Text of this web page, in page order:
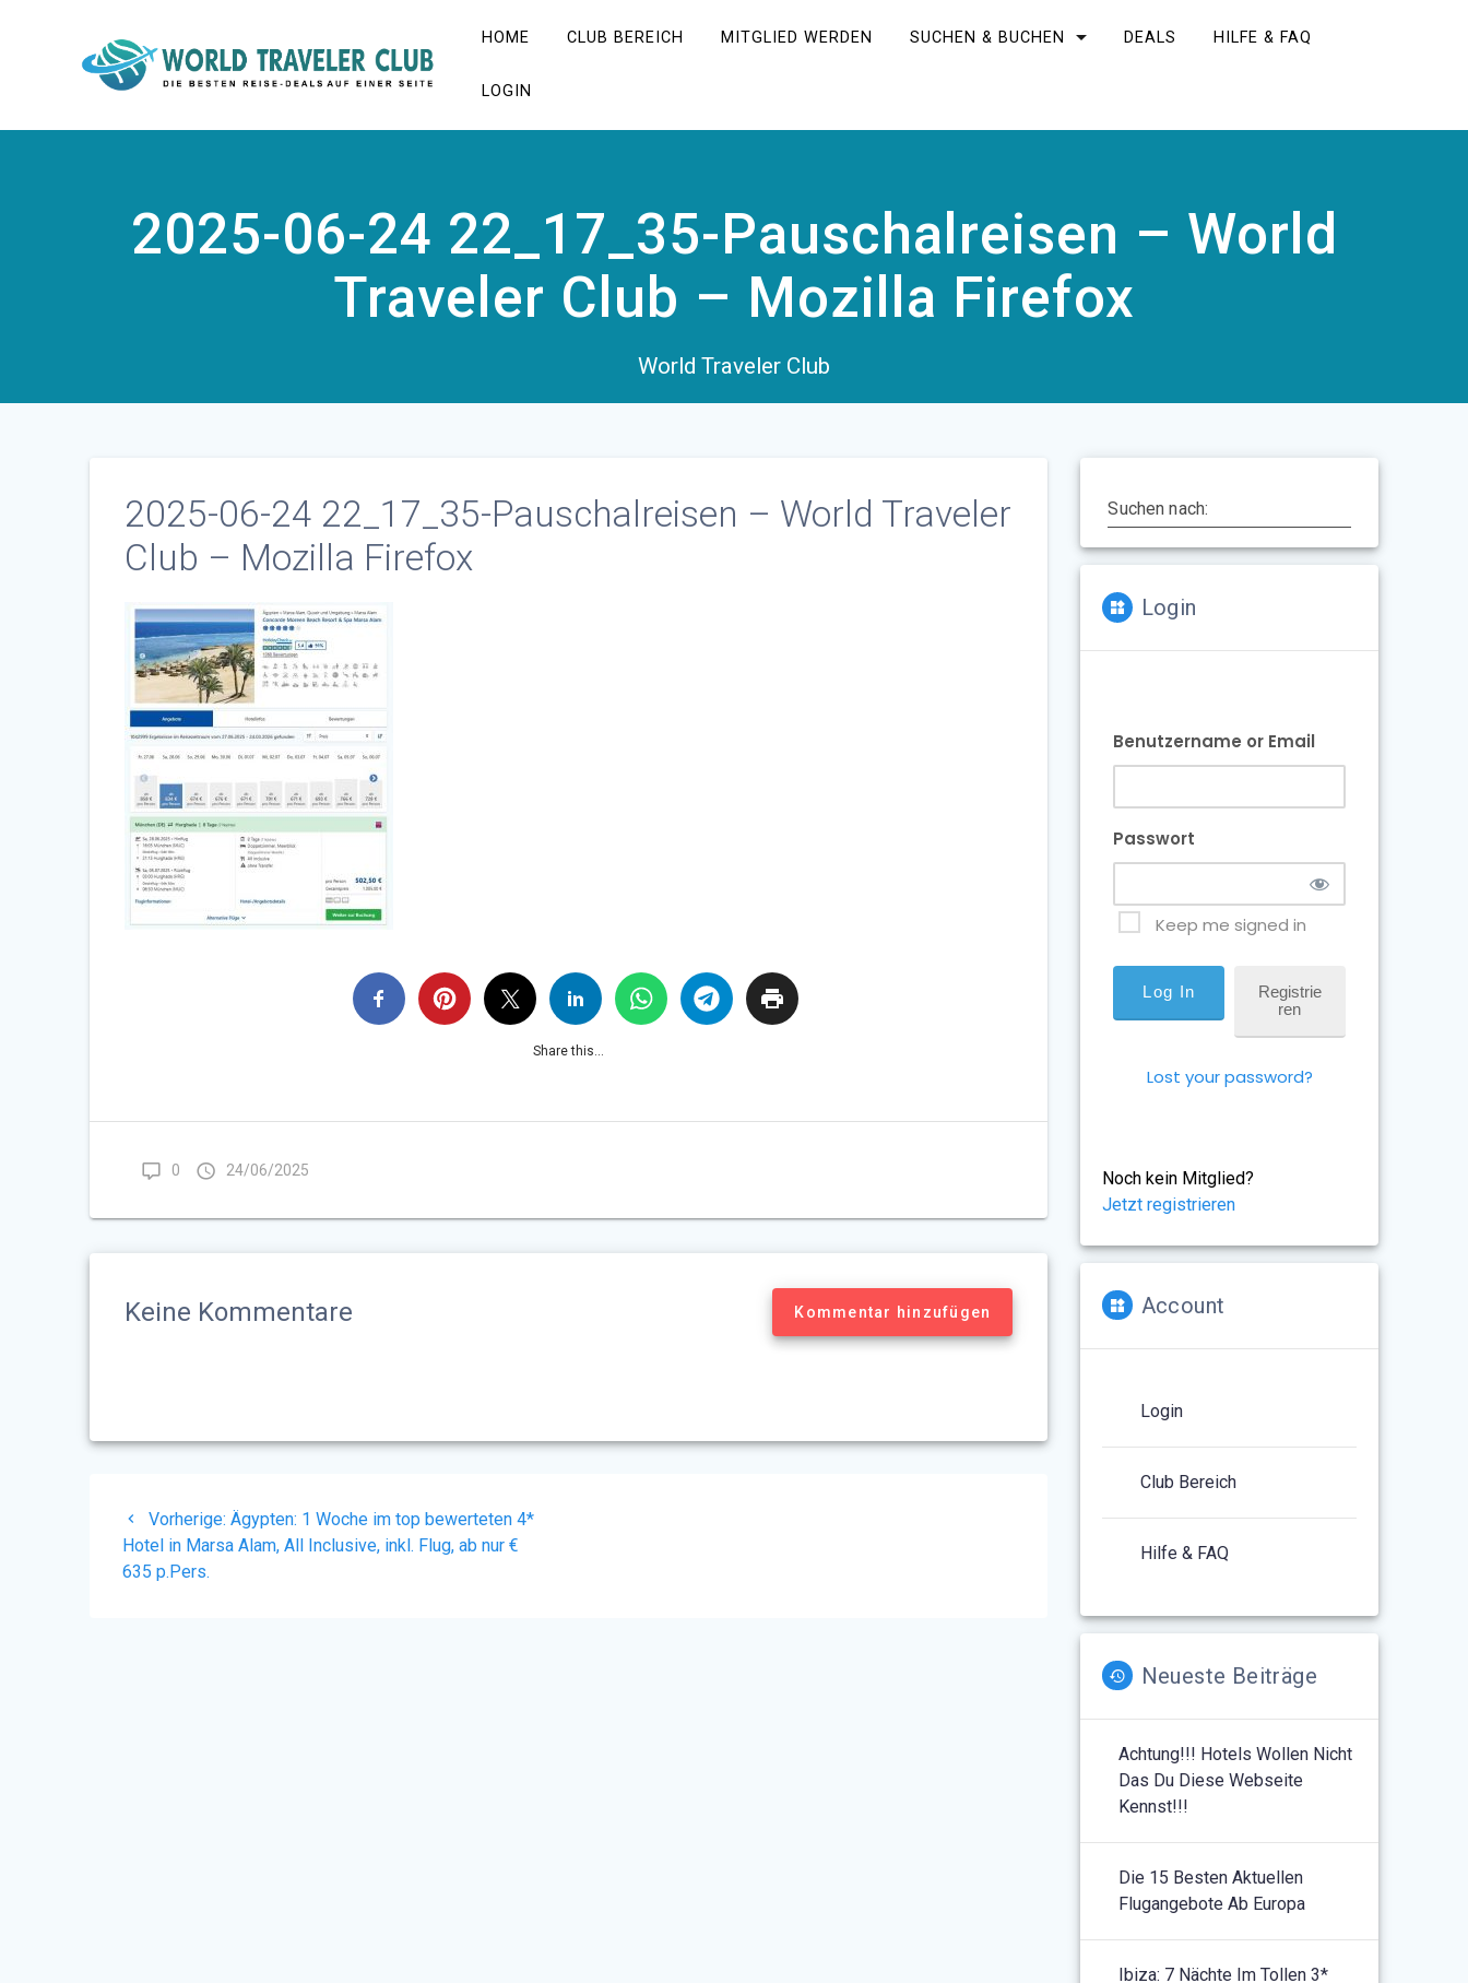
HOME CLUB BEREICH MITGLIED WERDEN SUCHEN & BUCHEN DEALS HILFE & FAQ
LOGIN
2025-06-24 22_17_35-Pauschalreisen – World
Traveler Club – Mozilla Firefox
World Traveler Club
2025-06-24 22_17_35-Pauschalreisen – World Traveler
Club – Mozilla Firefox
Share this...
0 24/06/2025
Keine Kommentare Kommentar hinzufügen
Beitragsnavigation
Vorherige: Vorheriger
Beitrag:
Ägypten: 1 Woche im top bewerteten 4*
Hotel in Marsa Alam, All Inclusive, inkl. Flug, ab nur €
635 p.Pers.
Suchen nach:
Login
Benutzername or Email
Passwort
Keep me signed in
Registrie
Ren
Lost your password?
Noch kein Mitglied?
Jetzt registrieren
Account
Login
Club Bereich
Hilfe & FAQ
Neueste Beiträge
Achtung!!! Hotels Wollen Nicht
Das Du Diese Webseite
Kennst!!!
Die 15 Besten Aktuellen
Flugangebote Ab Europa
Ibiza: 7 Nächte Im Tollen 3*